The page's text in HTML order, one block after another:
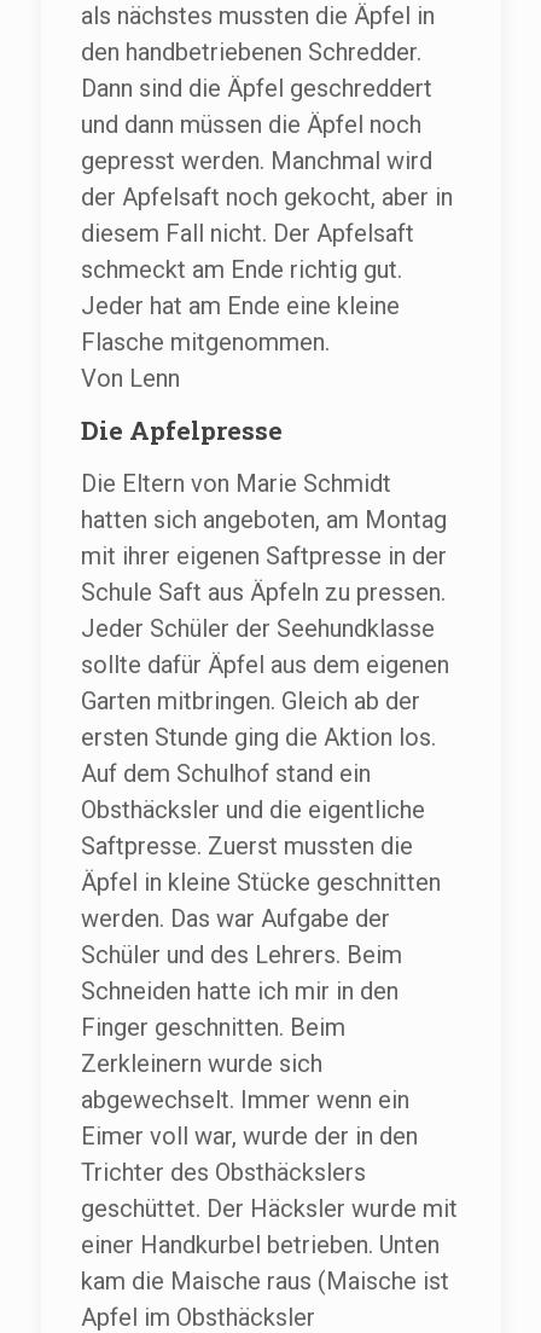
als nächstes mussten die Äpfel in
den handbetriebenen Schredder.
Dann sind die Äpfel geschreddert
und dann müssen die Äpfel noch
gepresst werden. Manchmal wird
der Apfelsaft noch gekocht, aber in
diesem Fall nicht. Der Apfelsaft
schmeckt am Ende richtig gut.
Jeder hat am Ende eine kleine
Flasche mitgenommen.
Von Lenn
Die Apfelpresse
Die Eltern von Marie Schmidt
hatten sich angeboten, am Montag
mit ihrer eigenen Saftpresse in der
Schule Saft aus Äpfeln zu pressen.
Jeder Schüler der Seehundklasse
sollte dafür Äpfel aus dem eigenen
Garten mitbringen. Gleich ab der
ersten Stunde ging die Aktion los.
Auf dem Schulhof stand ein
Obsthäcksler und die eigentliche
Saftpresse. Zuerst mussten die
Äpfel in kleine Stücke geschnitten
werden. Das war Aufgabe der
Schüler und des Lehrers. Beim
Schneiden hatte ich mir in den
Finger geschnitten. Beim
Zerkleinern wurde sich
abgewechselt. Immer wenn ein
Eimer voll war, wurde der in den
Trichter des Obsthäckslers
geschüttet. Der Häcksler wurde mit
einer Handkurbel betrieben. Unten
kam die Maische raus (Maische ist
Apfel im Obsthäcksler